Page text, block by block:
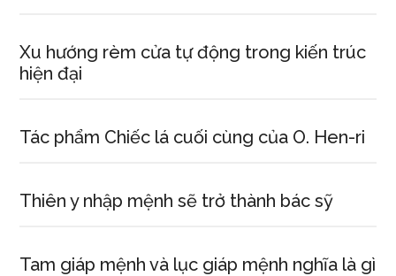
Xu hướng rèm cửa tự động trong kiến trúc
hiện đại
Tác phẩm Chiếc lá cuối cùng của O. Hen-ri
Thiên y nhập mệnh sẽ trở thành bác sỹ
Tam giáp mệnh và lục giáp mệnh nghĩa là gì